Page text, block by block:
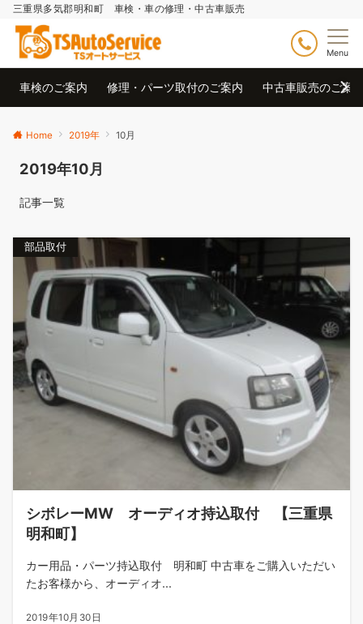
三重県多気郡明和町 車検・車の修理・中古車販売
Menu
車検のご案内 修理・パーツ取付のご案内 中古車販売のご案
Home 2019年 10月
2019年10月
記事一覧
部品取付
シボレーMW オーディオ持込取付 【三重県
明和町】
カー用品・パーツ持込取付 明和町 中古車をご購入いただい
たお客様から、オーディオ...
2019年10月30日